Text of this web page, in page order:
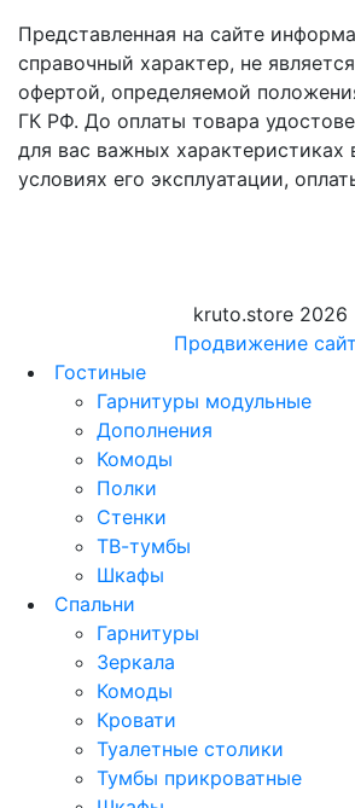
Представленная на сайте
справочный характер, не
офертой, определяемой
ГК РФ. До оплаты товара
для вас важных характеристиках
условиях его эксплуатации,
kruto.store 2026
Продвижение
Гостиные
Гарнитуры модульные
Дополнения
Комоды
Полки
Стенки
ТВ-тумбы
Шкафы
Спальни
Гарнитуры
Зеркала
Комоды
Кровати
Туалетные столики
Тумбы прикроватные